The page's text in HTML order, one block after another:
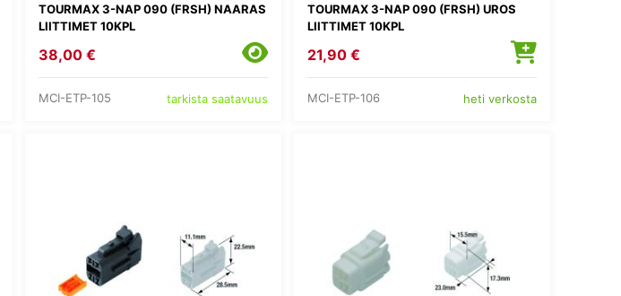
TOURMAX 3-NAP 090 (FRSH) NAARAS
LIITTIMET 10KPL
38,00 €
MCI-ETP-105 tarkista saatavuus
TOURMAX 3-NAP 090 (FRSH) UROS
LIITTIMET 10KPL
21,90 €
MCI-ETP-106 heti verkosta